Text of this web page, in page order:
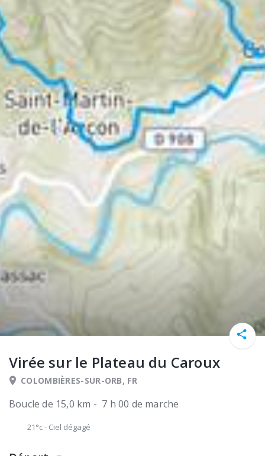
Virée sur le Plateau du Caroux
COLOMBIÈRES-SUR-ORB, FR
Boucle de 15,0 km - 7 h 00 de marche
21°c- Ciel dégagé